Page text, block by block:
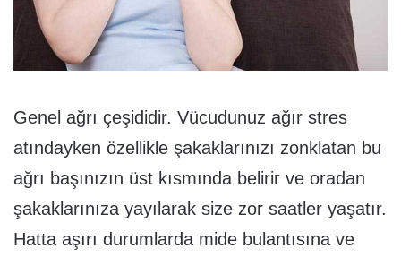
Genel ağrı çeşididir. Vücudunuz ağır stres
atındayken özellikle şakaklarınızı zonklatan bu
ağrı başınızın üst kısmında belirir ve oradan
şakaklarınıza yayılarak size zor saatler yaşatır.
Hatta aşırı durumlarda mide bulantısına ve